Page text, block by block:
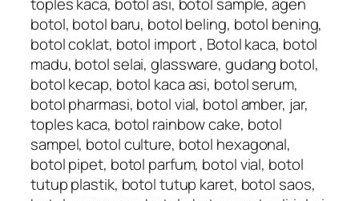
botol, botol baru, botol beling, botol bening,
botol coklat, botol import , Botol kaca, botol
madu, botol selai, glassware, gudang botol,
botol kecap, botol kaca asi, botol serum,
botol pharmasi, botol vial, botol amber, jar,
toples kaca, botol rainbow cake, botol
sampel, botol culture, botol hexagonal,
botol pipet, botol parfum, botol vial, botol
tutup plastik, botol tutup karet, botol saos,